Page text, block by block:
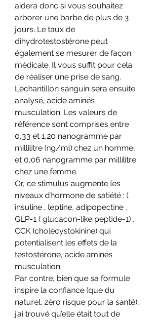
aidera donc si vous souhaitez
arborer une barbe de plus de 3
jours. Le taux de
dihydrotestostérone peut
également se mesurer de façon
médicale. Il vous suffit pour cela
de réaliser une prise de sang.
Léchantillon sanguin sera ensuite
analysé, acide aminés
musculation. Les valeurs de
référence sont comprises entre
0,33 et 1,20 nanogramme par
millilitre (ng/ml) chez un homme,
et 0,06 nanogramme par millilitre
chez une femme.
Or, ce stimulus augmente les
niveaux d’hormone de satiété : (
insuline , leptine, adipopectine ,
GLP-1 ( glucacon-like peptide-1) ,
CCK (cholécystokinine) qui
potentialisent les effets de la
testostérone, acide aminés
musculation.
Par contre, bien que sa formule
inspire la confiance (que du
naturel, zéro risque pour la santé),
j’ai trouvé qu’elle était tout de